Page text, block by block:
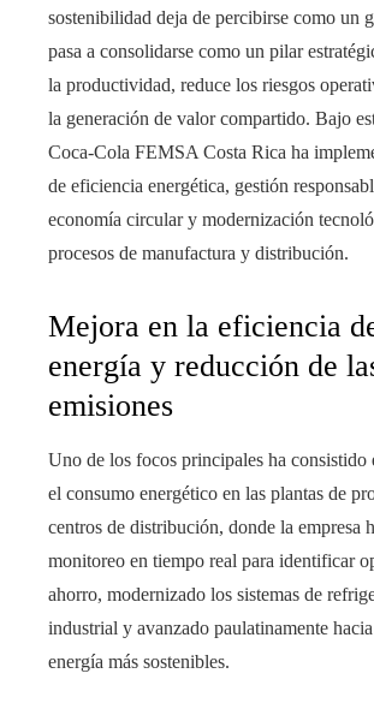
sostenibilidad deja de percibirse como un
pasa a consolidarse como un pilar
la productividad, reduce los riesgos
la generación de valor compartido. Bajo
Coca-Cola FEMSA Costa Rica ha
de eficiencia energética, gestión
economía circular y modernización
procesos de manufactura y distribución.
Mejora en la eficiencia
energía y reducción de
emisiones
Uno de los focos principales ha consistido
el consumo energético en las plantas de
centros de distribución, donde la empresa
monitoreo en tiempo real para identificar
ahorro, modernizado los sistemas de
industrial y avanzado paulatinamente
energía más sostenibles.